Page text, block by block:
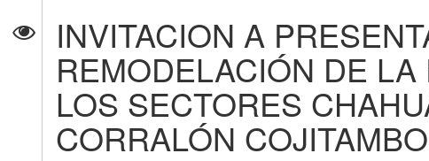
INVITACION A
REMODELACIÓN DE
LOS SECTORES
CORRALÓN